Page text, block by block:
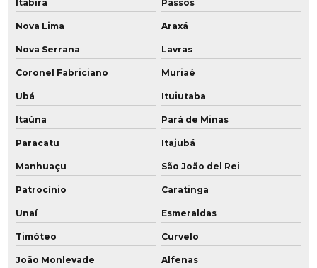
Fornecedor de poliuretano
Fornecedor de pu
Fornecedor de roldana em pu
Fornecedor de roldana em pu baixa dureza
Indústria de poliuretano
Onde comprar buchas de poliuretano
Onde comprar chapas de poliuretano
Itabira Passos
Nova Lima Araxá
Nova Serrana Lavras
Coronel Fabriciano Muriaé
Ubá Ituiutaba
Itaúna Pará de Minas
Paracatu Itajubá
Manhuaçu São João del Rei
Patrocínio Caratinga
Unaí Esmeraldas
Timóteo Curvelo
João Monlevade Alfenas